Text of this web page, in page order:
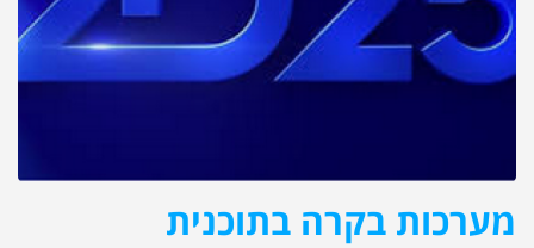
מערכות בקרה בתוכנית